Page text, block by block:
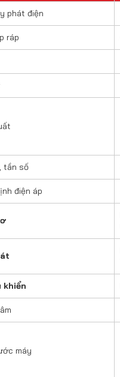
phát điện
ráp
tần số
điện áp
khiển
máy